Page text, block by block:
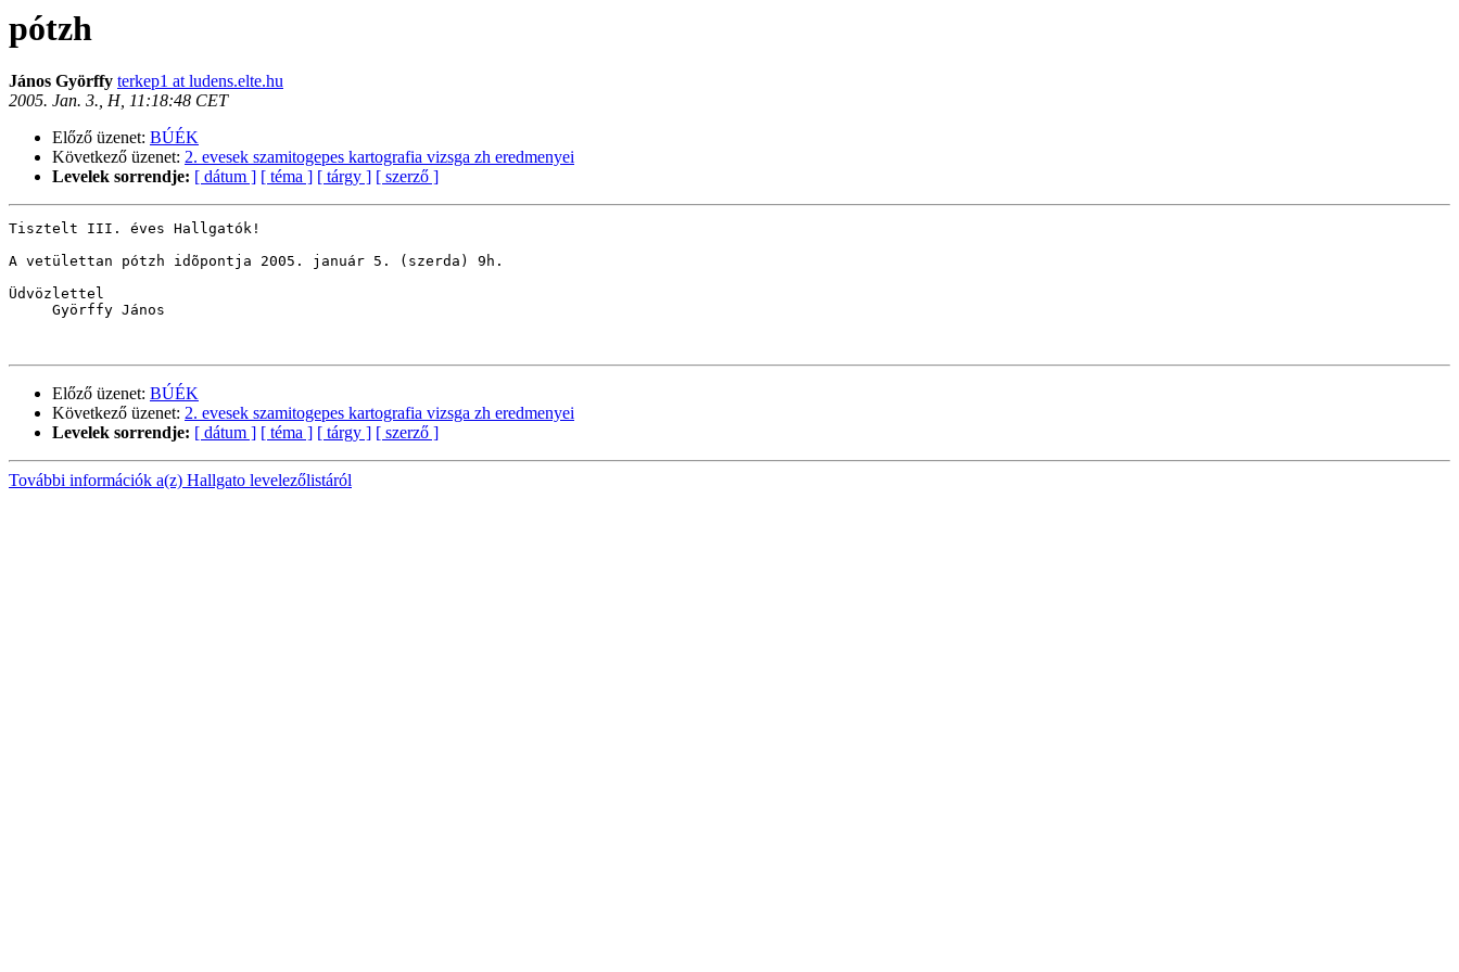
pótzh
János Györffy terkep1 at ludens.elte.hu
2005. Jan. 3., H, 11:18:48 CET
Előző üzenet: BÚÉK
Következő üzenet: 2. evesek szamitogepes kartografia vizsga zh eredmenyei
Levelek sorrendje: [ dátum ] [ téma ] [ tárgy ] [ szerző ]
Tisztelt III. éves Hallgatók!
A vetülettan pótzh idõpontja 2005. január 5. (szerda) 9h.
Üdvözlettel
     Györffy János
Előző üzenet: BÚÉK
Következő üzenet: 2. evesek szamitogepes kartografia vizsga zh eredmenyei
Levelek sorrendje: [ dátum ] [ téma ] [ tárgy ] [ szerző ]
További információk a(z) Hallgato levelezőlistáról